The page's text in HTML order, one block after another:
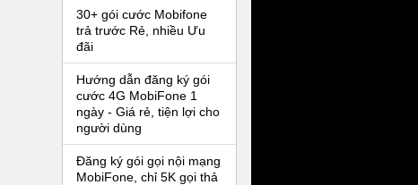
30+ gói cước Mobifone
trả trước Rẻ, nhiều Ưu
đãi
Hướng dẫn đăng ký gói
cước 4G MobiFone 1
ngày - Giá rẻ, tiện lợi cho
người dùng
Đăng ký gói gọi nội mạng
MobiFone, chỉ 5K gọi thả